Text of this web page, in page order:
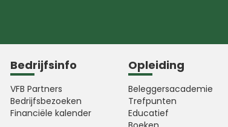
Bedrijfsinfo
VFB Partners
Bedrijfsbezoeken
Financiële kalender
Opleiding
Beleggersacademie
Trefpunten
Educatief